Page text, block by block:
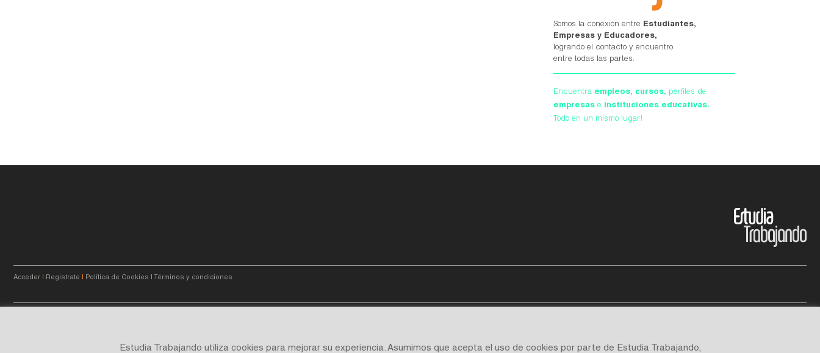
Somos la conexión entre Estudiantes,
Empresas y Educadores,
logrando el contacto y encuentro
entre todas las partes.
Encuentra empleos, cursos, perfiles de
empresas e instituciones educativas.
Todo en un mismo lugar!
Acceder | Registrate | Política de Cookies | Términos y condiciones
Estudia Trabajando utiliza cookies para mejorar su experiencia. Asumimos que acepta el uso de cookies por parte de Estudia Trabajando,